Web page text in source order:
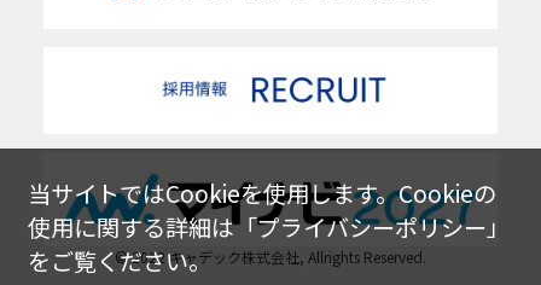
当サイトではCookieを使用します。Cookieの
使用に関する詳細は「プライバシーポリシー」
をご覧ください。
© 2022 キャデック株式会社, Allrights Reserved.